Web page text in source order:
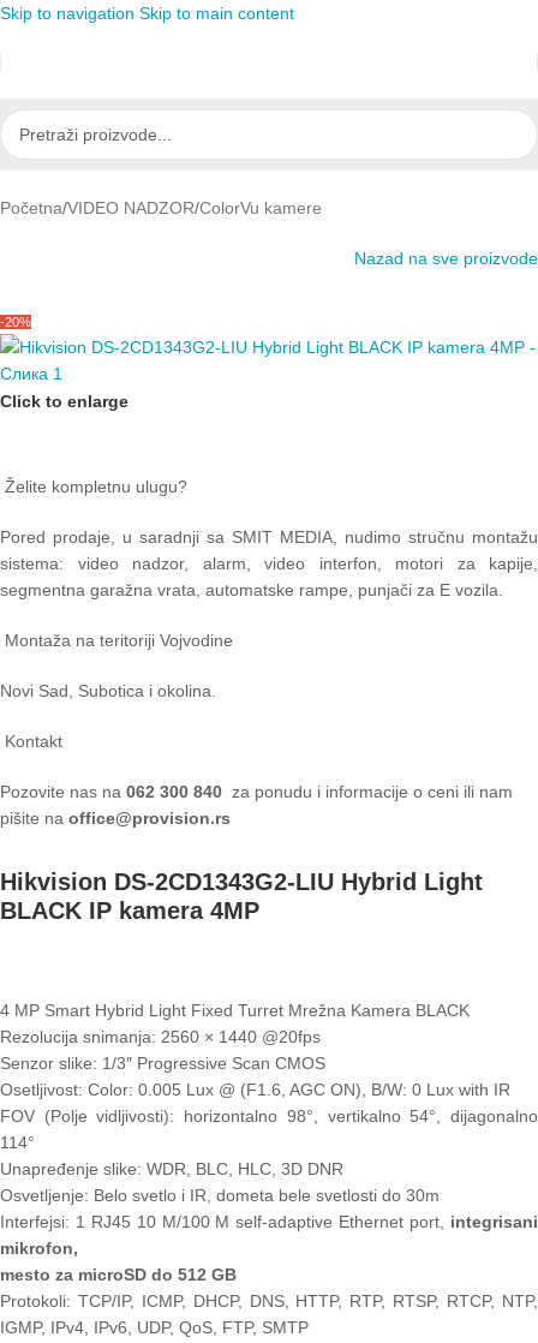
Skip to navigation Skip to main content
Početna/VIDEO NADZOR/ColorVu kamere
Nazad na sve proizvode
-20%
Click to enlarge
Želite kompletnu ulugu?
Pored prodaje, u saradnji sa SMIT MEDIA, nudimo stručnu montažu
sistema: video nadzor, alarm, video interfon, motori za kapije,
segmentna garažna vrata, automatske rampe, punjači za E vozila.
Montaža na teritoriji Vojvodine
Novi Sad, Subotica i okolina.
Kontakt
Pozovite nas na 062 300 840 za ponudu i informacije o ceni ili nam
pišite na office@provision.rs
Hikvision DS-2CD1343G2-LIU Hybrid Light
BLACK IP kamera 4MP
4 MP Smart Hybrid Light Fixed Turret Mrežna Kamera BLACK
Rezolucija snimanja: 2560 × 1440 @20fps
Senzor slike: 1/3″ Progressive Scan CMOS
Osetljivost: Color: 0.005 Lux @ (F1.6, AGC ON), B/W: 0 Lux with IR
FOV (Polje vidljivosti): horizontalno 98°, vertikalno 54°, dijagonalno
114°
Unapređenje slike: WDR, BLC, HLC, 3D DNR
Osvetljenje: Belo svetlo i IR, dometa bele svetlosti do 30m
Interfejsi: 1 RJ45 10 M/100 M self-adaptive Ethernet port, integrisani
mikrofon,
mesto za microSD do 512 GB
Protokoli: TCP/IP, ICMP, DHCP, DNS, HTTP, RTP, RTSP, RTCP, NTP,
IGMP, IPv4, IPv6, UDP, QoS, FTP, SMTP